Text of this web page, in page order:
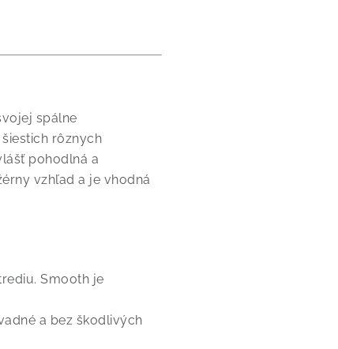
spálne
rôznych
pohodlná a
vzhľad a je vhodná
Smooth je
a bez škodlivých